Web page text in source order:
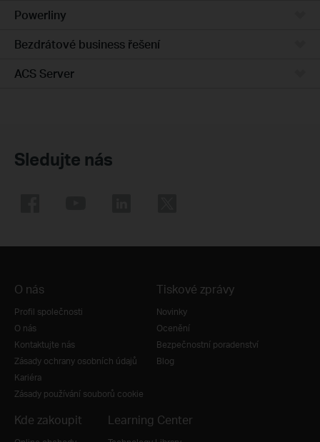
Powerliny
Bezdrátové business řešení
ACS Server
Sledujte nás
O nás
Profil společnosti
O nás
Kontaktujte nás
Zásady ochrany osobních údajů
Kariéra
Zásady používání souborů cookie
Tiskové zprávy
Novinky
Ocenění
Bezpečnostní poradenství
Blog
Kde zakoupit Learning Center